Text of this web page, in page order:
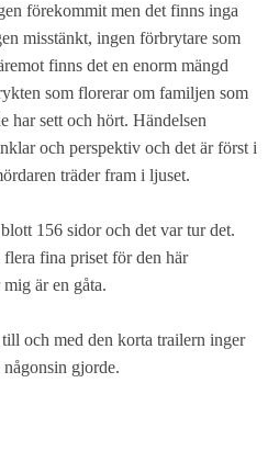
förekommit men det finns inga
misstänkt, ingen förbrytare som
finns det en enorm mängd
som florerar om familjen som
har sett och hört. Händelsen
och perspektiv och det är först i
träder fram i ljuset.
156 sidor och det var tur det.
fina priset för den här
är en gåta.
och med den korta trailern inger
gjorde.